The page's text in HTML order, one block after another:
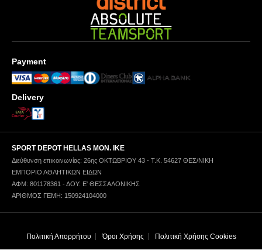
Payment
Delivery
SPORT DEPOT HELLAS ΜΟΝ. ΙΚΕ
Διεύθυνση επικοινωνίας: 26ης ΟΚΤΩΒΡΙΟΥ 43 - Τ.Κ. 54627 ΘΕΣ/ΝΙΚΗ
ΕΜΠΟΡΙΟ ΑΘΛΗΤΙΚΩΝ ΕΙΔΩΝ
ΑΦΜ: 801178361 - ΔΟΥ: Ε' ΘΕΣΣΑΛΟΝΙΚΗΣ
ΑΡΙΘΜΟΣ ΓΕΜΗ: 150924104000
Πολιτική Απορρήτου Όροι Χρήσης Πολιτική Χρήσης Cookies